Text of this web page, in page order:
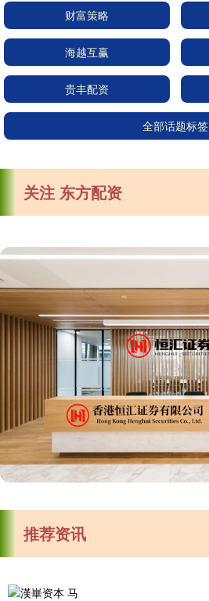
财富策略
海越互赢
贵丰配资
全部话题标签
关注 东方配资
推荐资讯